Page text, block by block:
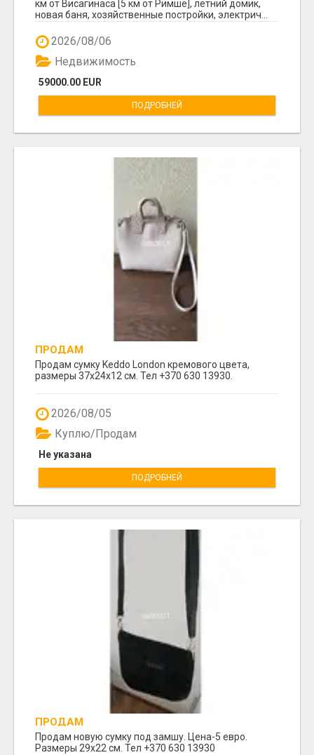
км от Висагинаса [5 км от Римше], летний домик,
новая баня, хозяйственные постройки, электрич...
2026/08/06
59000.00 EUR
Недвижимость
ПОДРОБНЕЙ
ПРОДАМ
Продам сумку Keddo London кремового цвета,
размеры 37x24x12 cм. Тел +370 630 13930.
2026/08/05
Не указана
Куплю/Продам
ПОДРОБНЕЙ
ПРОДАМ
Продам новую сумку под замшу. Цена-5 евро.
Размеры 29х22 см. Тел +370 630 13930